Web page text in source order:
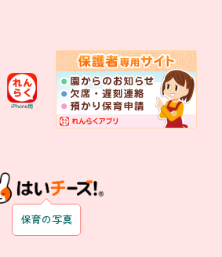
保育の写真